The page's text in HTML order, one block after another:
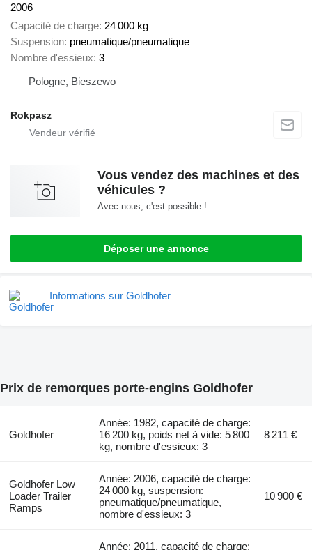
2006
Capacité de charge 24 000 kg
Suspension pneumatique/pneumatique
Nombre d'essieux 3
Pologne, Bieszewo
Rokpasz
Vous vendez des machines et des
véhicules ?
Avec nous, c'est possible !
Déposer une annonce
Informations sur Goldhofer
Prix de remorques porte-engins Goldhofer
Goldhofer
Année: 1982, capacité de charge:
16 200 kg, poids net à vide: 5 800
kg, nombre d'essieux: 3
8 211 €
Goldhofer Low
Loader Trailer
Ramps
Année: 2006, capacité de charge:
24 000 kg, suspension:
pneumatique/pneumatique,
nombre d'essieux: 3
10 900 €
Année: 2011, capacité de charge: